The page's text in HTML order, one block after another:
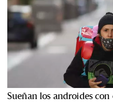
Sueñan los androides con